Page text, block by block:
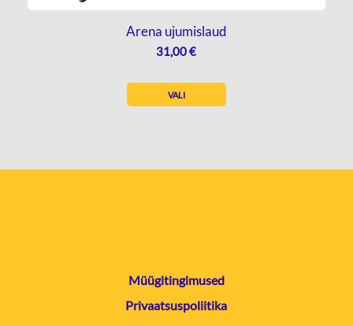
Arena ujumislaud
31,00€
VALI
Müügitingimused
Privaatsuspoliitika